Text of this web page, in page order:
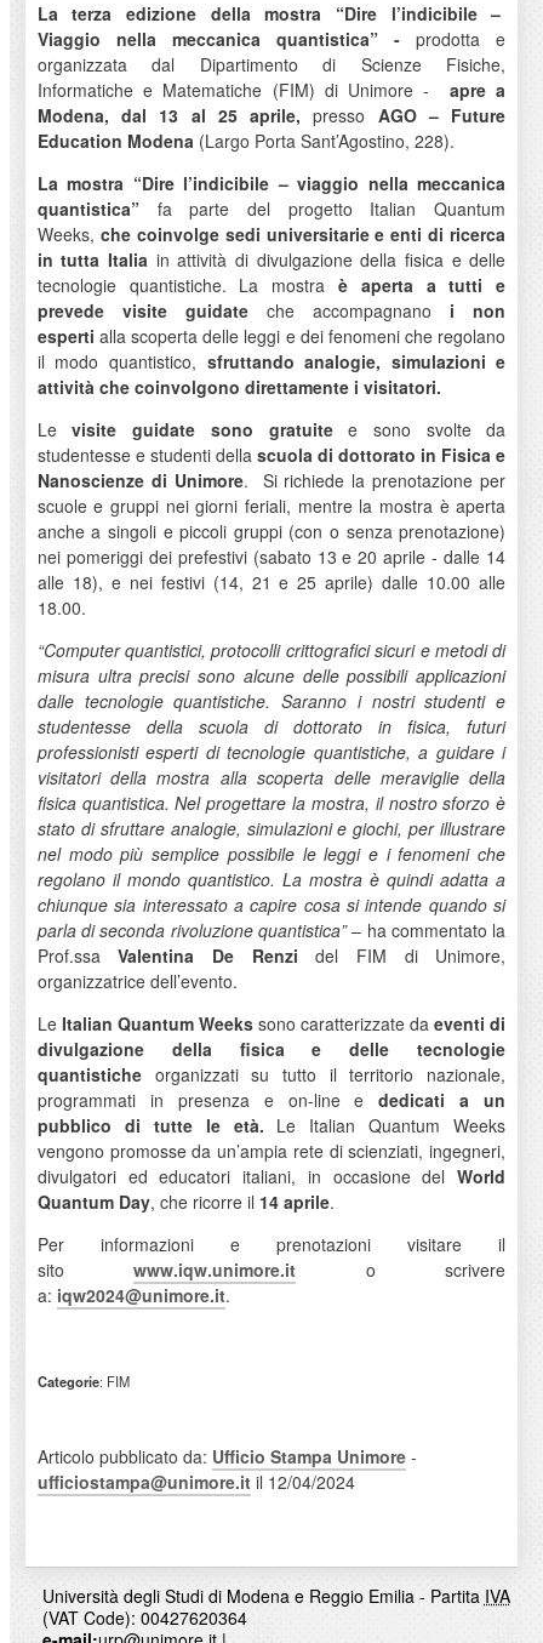
La terza edizione della mostra “Dire l’indicibile –
Viaggio nella meccanica quantistica” -prodotta e
organizzata dal Dipartimento di Scienze Fisiche,
Informatiche e Matematiche (FIM) di Unimore - apre a
Modena, dal 13 al 25 aprile,presso AGO – Future
Education Modena(Largo Porta Sant’Agostino, 228).
La mostra “Dire l’indicibile – viaggio nella meccanica
quantistica” fa parte del progetto Italian Quantum
Weeks, che coinvolge sedi universitarie e enti di ricerca
in tutta Italia in attività di divulgazione della fisica e delle
tecnologie quantistiche. La mostra è aperta a tutti e
prevede visite guidateche accompagnano i non
esperti alla scoperta delle leggi e dei fenomeni che regolano
il modo quantistico, sfruttando analogie, simulazioni e
attività che coinvolgono direttamente i visitatori.
Levisite guidate sono gratuitee sono svolte da
studentesse e studenti della scuola di dottorato in Fisica e
Nanoscienze di Unimore. Si richiede la prenotazione per
scuole e gruppi nei giorni feriali, mentre la mostra è aperta
anche a singoli e piccoli gruppi (con o senza prenotazione)
nei pomeriggi dei prefestivi (sabato 13 e 20 aprile - dalle 14
alle 18), e nei festivi (14, 21 e 25 aprile) dalle 10.00 alle
18.00.
“Computer quantistici, protocolli crittografici sicuri e metodi di
misura ultra precisi sono alcune delle possibili applicazioni
dalle tecnologie quantistiche. Saranno i nostri studenti e
studentesse della scuola di dottorato in fisica, futuri
professionisti esperti di tecnologie quantistiche, a guidare i
visitatori della mostra alla scoperta delle meraviglie della
fisica quantistica. Nel progettare la mostra, il nostro sforzo è
stato di sfruttare analogie, simulazioni e giochi, per illustrare
nel modo più semplice possibile le leggi e i fenomeni che
regolano il mondo quantistico. La mostra è quindi adatta a
chiunque sia interessato a capire cosa si intende quando si
parla di seconda rivoluzione quantistica”– ha commentato la
Prof.ssaValentina De Renzi del FIM di Unimore,
organizzatrice dell’evento.
Le Italian Quantum Weekssono caratterizzate da eventi di
divulgazione della fisica e delle tecnologie
quantisticheorganizzati su tutto il territorio nazionale,
programmati in presenza e on-line ededicati a un
pubblico di tutte le età. Le Italian Quantum Weeks
vengono promosse da un’ampia rete di scienziati, ingegneri,
divulgatori ed educatori italiani, in occasione delWorld
Quantum Day, che ricorre il 14 aprile.
Per informazioni e prenotazioni visitare il
sitowww.iqw.unimore.it o scrivere
a: iqw2024@unimore.it.
Categorie: FIM
Articolo pubblicato da: Ufficio Stampa Unimore-
ufficiostampa@unimore.itil 12/04/2024
Università degli Studi di Modena e Reggio Emilia - Partita IVA
(VAT Code): 00427620364